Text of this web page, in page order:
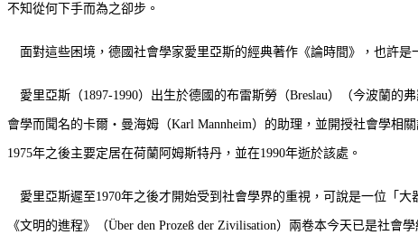
不知從何下手而為之卻步。
面對這些困境，德國社會學家愛里亞斯的經典著作《論時間》，也許是
愛里亞斯（1897-1990）出生於德國的布雷斯勞（Breslau）（今波蘭的
會學而聞名的卡爾‧曼海姆（Karl Mannheim）的助理，並開授社會學相
1975年之後主要定居在荷蘭阿姆斯特丹，並在1990年逝於該處。
愛里亞斯遲至1970年之後才開始受到社會學界的重視，可說是一位「
《文明的進程》（Über den Prozeß der Zivilisation）兩卷本今天已是社